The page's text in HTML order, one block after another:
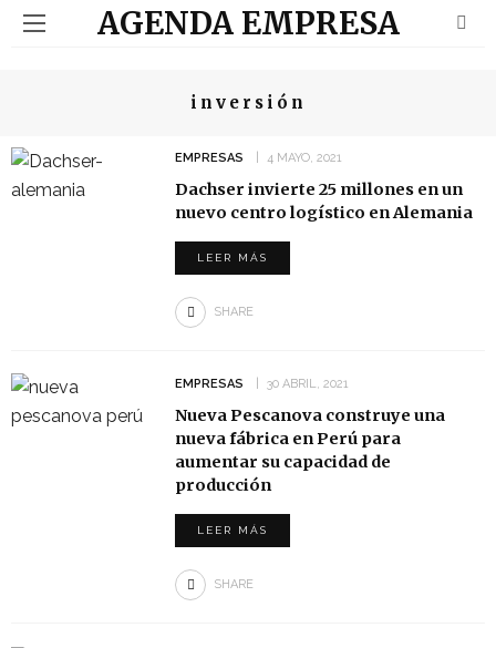
AGENDA EMPRESA
inversión
EMPRESAS 4 MAYO, 2021
Dachser invierte 25 millones en un
nuevo centro logístico en Alemania
LEER MÁS
SHARE
EMPRESAS 30 ABRIL, 2021
Nueva Pescanova construye una
nueva fábrica en Perú para
aumentar su capacidad de
producción
LEER MÁS
SHARE